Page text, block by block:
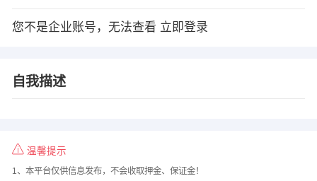
您不是企业账号，无法查看 立即登录
自我描述
温馨提示
1、本平台仅供信息发布，不会收取押金、保证金！